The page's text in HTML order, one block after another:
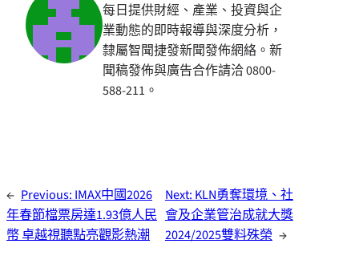
每日提供財經、產業、投資與企
業動態的即時報導與深度分析，
隸屬智聞捷發新聞發佈網絡。新
聞稿發佈與廣告合作請洽 0800-
588-211。
← Previous: IMAX中國2026
年春節檔票房達1.93億人民
幣 卓越視聽點亮觀影熱潮
Next: KLN勇奪環境、社
會及企業管治成就大獎
2024/2025雙料殊榮 →